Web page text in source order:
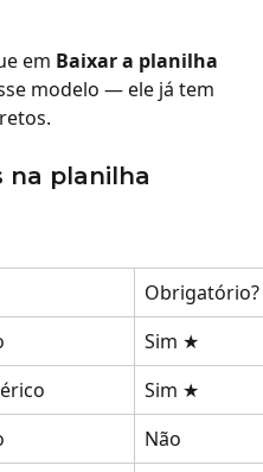
em Baixar a planilha
modelo — ele já tem
na planilha
Obrigatório?
Sim ★
Sim ★
Não